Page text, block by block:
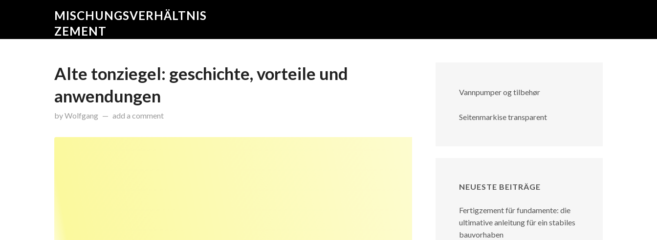
MISCHUNGSVERHÄLTNIS
ZEMENT
Alte tonziegel: geschichte, vorteile und
anwendungen
byWolfgang onApril 15, 2025
add a comment
Vannpumper og tilbehør
Seitenmarkise transparent
NEUESTE BEITRÄGE
Fertigzement für fundamente: die
ultimative anleitung für ein stabiles
bauvorhaben